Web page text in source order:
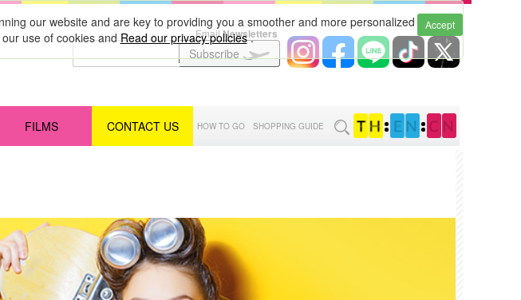
Accept
our website and are key to providing you a smoother and more personalized
use of cookies andRead our privacy policies.
EmailNewsletters
Subscribe
FILMS CONTACT US HOW TO GO SHOPPING GUIDE : :